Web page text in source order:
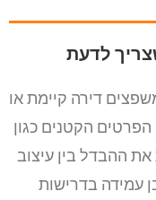
לדעת
דירה קיימת או
הקטנים כגון
את ההבדל בין עיצוב
עמידה בדרישות